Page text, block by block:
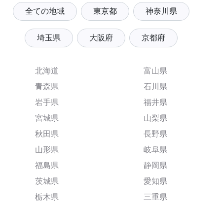
全ての地域 東京都 神奈川県
埼玉県 大阪府 京都府
北海道
青森県
岩手県
宮城県
秋田県
山形県
福島県
茨城県
栃木県
富山県
石川県
福井県
山梨県
長野県
岐阜県
静岡県
愛知県
三重県